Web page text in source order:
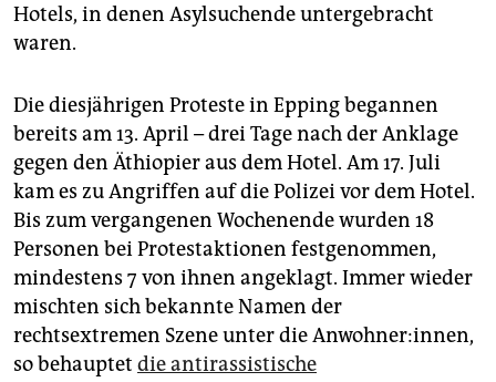
Hotels, in denen Asylsuchende untergebracht
waren.
Die diesjährigen Proteste in Epping begannen
bereits am 13. April – drei Tage nach der Anklage
gegen den Äthiopier aus dem Hotel. Am 17. Juli
kam es zu Angriffen auf die Polizei vor dem Hotel.
Bis zum vergangenen Wochenende wurden 18
Personen bei Protestaktionen festgenommen,
mindestens 7 von ihnen angeklagt. Immer wieder
mischten sich bekannte Namen der
rechtsextremen Szene unter die Anwohner:innen,
so behauptet die antirassistische